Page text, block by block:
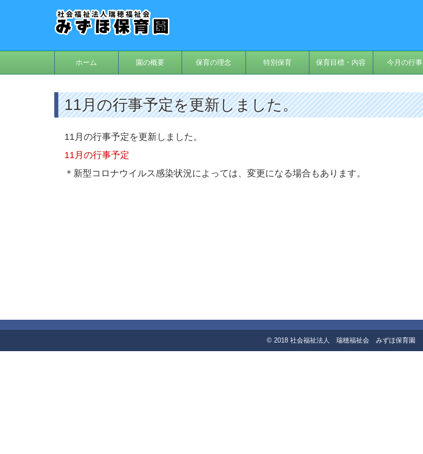
ホーム 園の概要 保育の理念 特別保育 保育目標・内容 今月の行事
11月の行事予定を更新しました。
11月の行事予定を更新しました。
11月の行事予定
＊新型コロナウイルス感染状況によっては、変更になる場合もあります。
© 2018 社会福祉法人 瑞穂福祉会 みずほ保育園